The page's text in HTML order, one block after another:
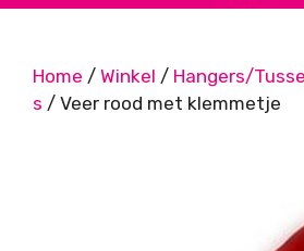
Home / Winkel / Hangers/
s / Veer rood met klemmetje